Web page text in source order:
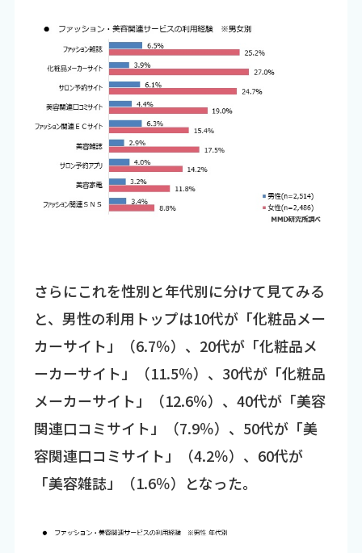
さらにこれを性別と年代別に分けて見てみる
と、男性の利用トップは10代が「化粧品メー
カーサイト」（6.7％）、20代が「化粧品メ
ーカーサイト」（11.5％）、30代が「化粧品
メーカーサイト」（12.6％）、40代が「美容
関連口コミサイト」（7.9％）、50代が「美
容関連口コミサイト」（4.2％）、60代が
「美容雑誌」（1.6％）となった。